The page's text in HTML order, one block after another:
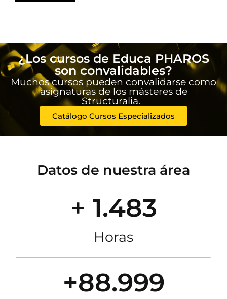
¿Los cursos de Educa PHAROS
son convalidables?
Muchos cursos pueden convalidarse como
asignaturas de los másteres de
Structuralia.
Catálogo Cursos Especializados
Datos de nuestra área
+ 1.483
Horas
+88.999